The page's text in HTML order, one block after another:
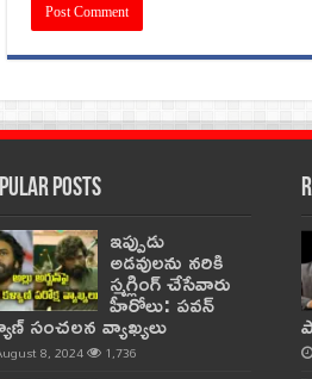
Posts
ఇప్పుడు
అడవులను నరికి
స్మగ్లింగ్ చేసేవారు
హీరోలు: పవన్
సంచలన వ్యాఖ్యలు
8, 2024 1,736